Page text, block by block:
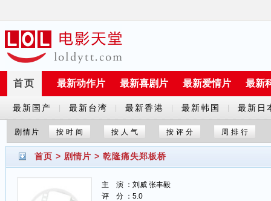
首页 最新动作片 最新喜剧片 最新爱情片 最新
最新国产
剧
最新台湾 最新香港 最新韩国 最新日
剧情片 按时间 按人气 按评分 周排行
首页 > 剧情片 > 乾隆痛失郑板桥
主 演 ：刘威 张丰毅
评 分 ：5.0